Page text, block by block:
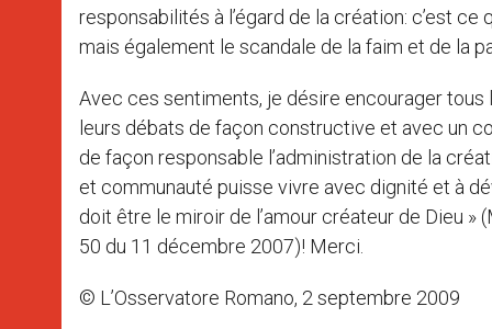
responsabilités à l’égard de la création: c’est ce
mais également le scandale de la faim et de la
Avec ces sentiments, je désire encourager
leurs débats de façon constructive et avec un
de façon responsable l’administration de la
et communauté puisse vivre avec dignité et à
doit être le miroir de l’amour créateur de Dieu »
50 du 11 décembre 2007)! Merci.
© L’Osservatore Romano, 2 septembre 2009